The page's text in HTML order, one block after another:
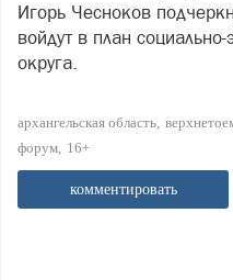
Игорь Чесноков
войдут в план
округа.
архангельская область
форум 16+
комментировать